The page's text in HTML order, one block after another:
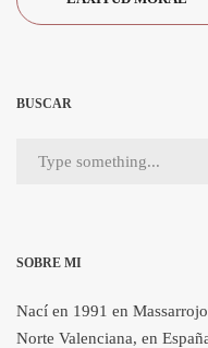
BUSCAR
SOBRE MI
Nací en 1991 en
Norte Valenciana, en